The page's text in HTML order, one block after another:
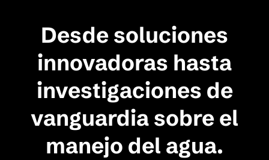
Desde soluciones
innovadoras hasta
investigaciones de
vanguardia sobre el
manejo del agua.